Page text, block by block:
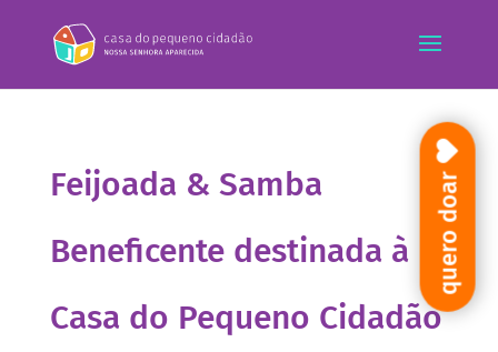
Feijoada & Samba
Beneficente destinada à
Casa do Pequeno Cidadão
quero doar